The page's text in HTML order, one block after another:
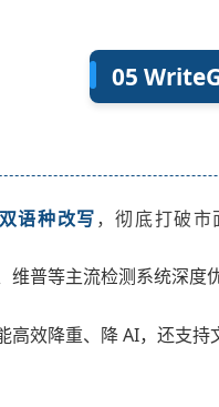
05
语种改写，彻底打破市
维普等主流检测系统深度
效降重、降 AI，还支持